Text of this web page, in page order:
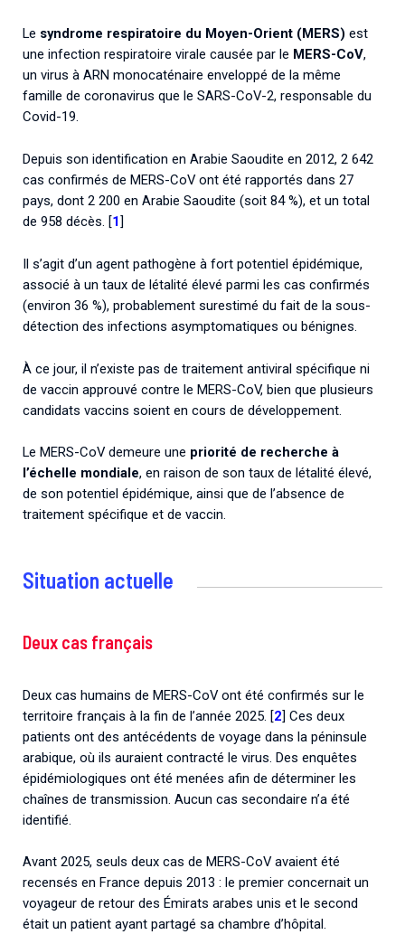
Le syndrome respiratoire du Moyen-Orient (MERS) est
une infection respiratoire virale causée par le MERS-CoV,
un virus à ARN monocaténaire enveloppé de la même
famille de coronavirus que le SARS-CoV-2, responsable du
Covid-19.
Depuis son identification en Arabie Saoudite en 2012, 2 642
cas confirmés de MERS-CoV ont été rapportés dans 27
pays, dont 2 200 en Arabie Saoudite (soit 84 %), et un total
de 958 décès. [1]
Il s’agit d’un agent pathogène à fort potentiel épidémique,
associé à un taux de létalité élevé parmi les cas confirmés
(environ 36 %), probablement surestimé du fait de la sous-
détection des infections asymptomatiques ou bénignes.
À ce jour, il n’existe pas de traitement antiviral spécifique ni
de vaccin approuvé contre le MERS-CoV, bien que plusieurs
candidats vaccins soient en cours de développement.
Le MERS-CoV demeure une priorité de recherche à
l’échelle mondiale, en raison de son taux de létalité élevé,
de son potentiel épidémique, ainsi que de l’absence de
traitement spécifique et de vaccin.
Situation actuelle
Deux cas français
Deux cas humains de MERS-CoV ont été confirmés sur le
territoire français à la fin de l’année 2025. [2] Ces deux
patients ont des antécédents de voyage dans la péninsule
arabique, où ils auraient contracté le virus. Des enquêtes
épidémiologiques ont été menées afin de déterminer les
chaînes de transmission. Aucun cas secondaire n’a été
identifié.
Avant 2025, seuls deux cas de MERS-CoV avaient été
recensés en France depuis 2013 : le premier concernait un
voyageur de retour des Émirats arabes unis et le second
était un patient ayant partagé sa chambre d’hôpital.